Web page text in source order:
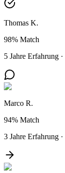
Thomas K.
98% Match
5 Jahre Erfahrung ·
Marco R.
94% Match
3 Jahre Erfahrung ·